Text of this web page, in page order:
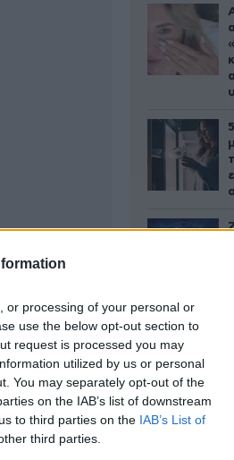
or processing of your personal or
use the below opt-out section to
request is processed you may
utilized by us or personal
You may separately opt-out of the
on the IAB’s list of downstream
to third parties on the IAB’s List of
third parties.